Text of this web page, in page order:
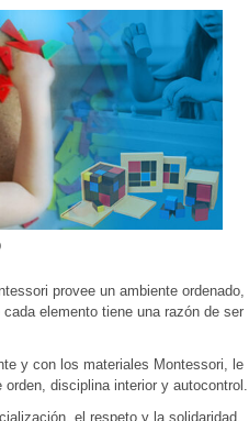
provee un ambiente ordenado,
elemento tiene una razón de ser
y con los materiales Montessori, le
disciplina interior y autocontrol.
el respeto y la solidaridad.